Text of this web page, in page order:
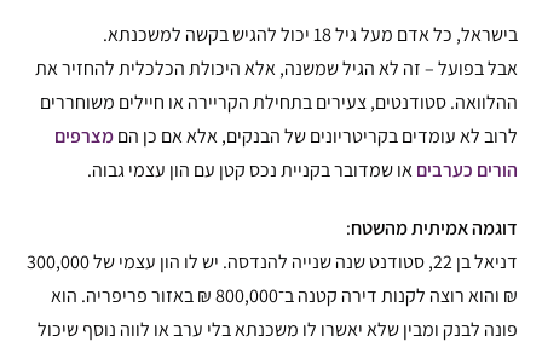
בישראל, כל אדם מעל גיל 18 יכול להגיש בקשה למשכנתא.
אבל בפועל – זה לא הגיל שמשנה, אלא היכולת הכלכלית להחזיר את
ההלוואה. סטודנטים, צעירים בתחילת הקריירה או חיילים משוחררים
לרוב לא עומדים בקריטריונים של הבנקים, אלא אם כן הםמצרפים
הורים כערביםאו שמדובר בקניית נכס קטן עם הון עצמי גבוה.
דוגמה אמיתית מהשטח:
דניאל בן 22, סטודנט שנה שנייה להנדסה. יש לו הון עצמי של 300,000
₪ והוא רוצה לקנות דירה קטנה ב־800,000 ₪ באזור פריפריה. הוא
פונה לבנק ומבין שלא יאשרו לו משכנתא בלי ערב או לווה נוסף שיכול